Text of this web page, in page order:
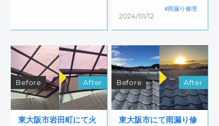
2024/01/12
雨漏り修理
Before After
東大阪市岩田町にて火
Before After
東大阪市にて雨漏り修